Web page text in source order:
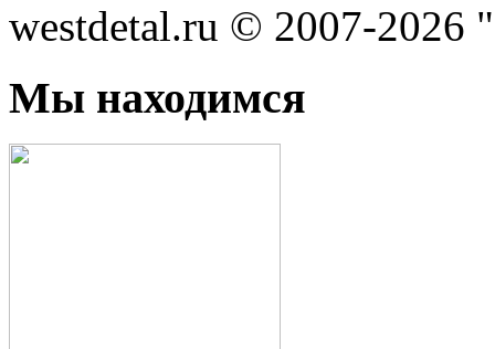
westdetal.ru © 2007-2026
Мы находимся